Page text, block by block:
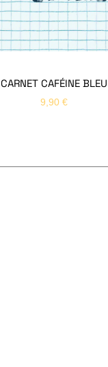
CARNET CAFÉINE BLEU
9,90 €